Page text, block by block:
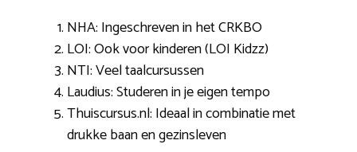
NHA: Ingeschreven in het CRKBO
LOI: Ook voor kinderen (LOI Kidzz)
NTI: Veel taalcursussen
Laudius: Studeren in je eigen tempo
Thuiscursus.nl: Ideaal in combinatie met
drukke baan en gezinsleven